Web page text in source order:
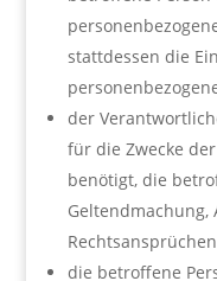
stattdessen die
der
für die Zwecke
benötigt, die
Geltendmachung,
die betroffene